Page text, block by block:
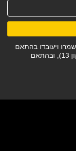
ויעובדו בהתאם
לחוק הגנת הפרטיות, התשמ"א–1981 (כולל תיקון 13), ובהתאם